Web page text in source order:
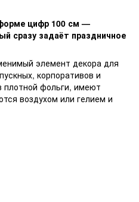
цифр 100 см —
сразу задаёт праздничное
элемент декора для
корпоративов и
плотной фольги, имеют
воздухом или гелием и